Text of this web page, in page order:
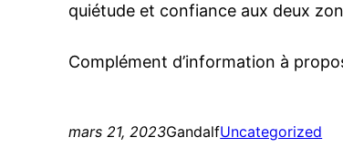
quiétude et confiance aux deux
Complément d’information à
mars 21, 2023GandalfUncategorized